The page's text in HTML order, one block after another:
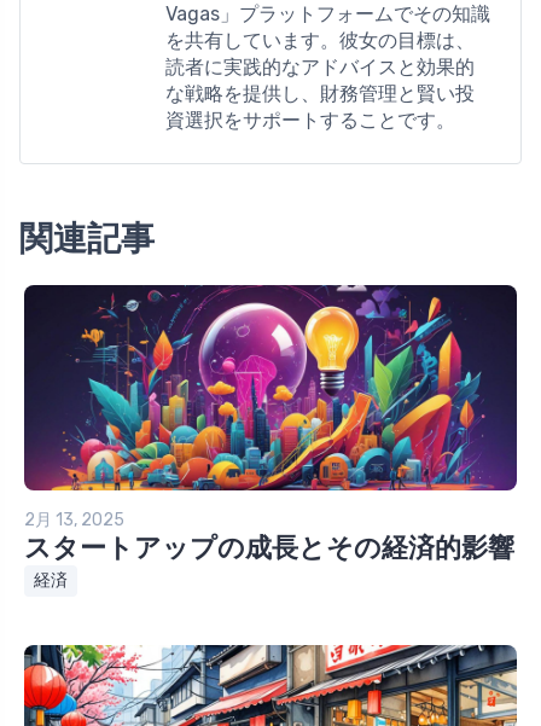
Vagas」プラットフォームでその知識
を共有しています。彼女の目標は、
読者に実践的なアドバイスと効果的
な戦略を提供し、財務管理と賢い投
資選択をサポートすることです。
関連記事
2月 13, 2025
スタートアップの成長とその経済的影響
経済